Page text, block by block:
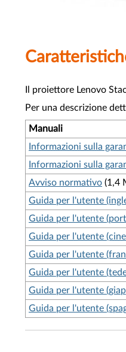
Il proiettore Lenovo
Per una descrizione
Manuali
Informazioni sulla
Informazioni sulla
Avviso normativo (1,4
Guida per l'utente
Guida per l'utente
Guida per l'utente
Guida per l'utente
Guida per l'utente
Guida per l'utente
Guida per l'utente